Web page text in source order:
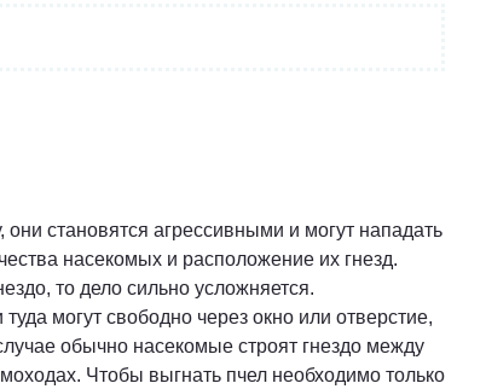
становятся агрессивными и могут нападать
насекомых и расположение их гнезд.
то дело сильно усложняется.
могут свободно через окно или отверстие,
обычно насекомые строят гнездо между
Чтобы выгнать пчел необходимо только